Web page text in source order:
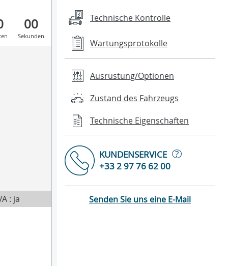
00
Sekunden
: ja
Technische Kontrolle
Wartungsprotokolle
Ausrüstung/Optionen
Zustand des Fahrzeugs
Technische Eigenschaften
KUNDENSERVICE
?
+33 2 97 76 62 00
Senden Sie uns eine E-Mail